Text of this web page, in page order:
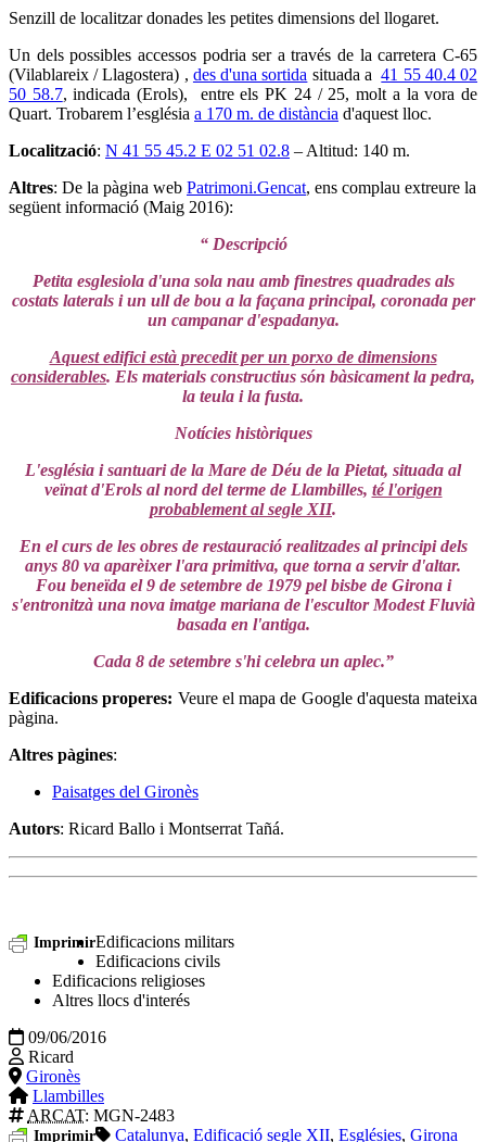
Senzill de localitzar donades les petites dimensions del llogaret.
Un dels possibles accessos podria ser a través de la carretera C-65
(Vilablareix / Llagostera) , des d'una sortida situada a41 55 40.4 02
50 58.7, indicada (Erols), entre els PK 24 / 25, molt a la vora de
Quart. Trobarem l’església a 170 m. de distància d'aquest lloc.
Localització: N 41 55 45.2 E 02 51 02.8 – Altitud: 140 m.
Altres: De la pàgina web Patrimoni.Gencat, ens complau extreure la
següent informació (Maig 2016):
“ Descripció
Petita esglesiola d'una sola nau amb finestres quadrades als
costats laterals i un ull de bou a la façana principal, coronada per
un campanar d'espadanya.
Aquest edifici està precedit per un porxo de dimensions
considerables. Els materials constructius són bàsicament la pedra,
la teula i la fusta.
Notícies històriques
L'església i santuari de la Mare de Déu de la Pietat, situada al
veïnat d'Erols al nord del terme de Llambilles, té l'origen
probablement al segle XII.
En el curs de les obres de restauració realitzades al principi dels
anys 80 va aparèixer l'ara primitiva, que torna a servir d'altar.
Fou beneïda el 9 de setembre de 1979 pel bisbe de Girona i
s'entronitzà una nova imatge mariana de l'escultor Modest Fluvià
basada en l'antiga.
Cada 8 de setembre s'hi celebra un aplec.”
Edificacions properes: Veure el mapa de Google d'aquesta mateixa
pàgina.
Altres pàgines:
Paisatges del Gironès
Autors: Ricard Ballo i Montserrat Tañá.
ImprimirEdificacions militars
Edificacions civils
Edificacions religioses
Altres llocs d'interés
09/06/2016
Ricard
Gironès
Llambilles
ARCAT: MGN-2483
Imprimir Catalunya, Edificació segle XII, Esglésies, Girona